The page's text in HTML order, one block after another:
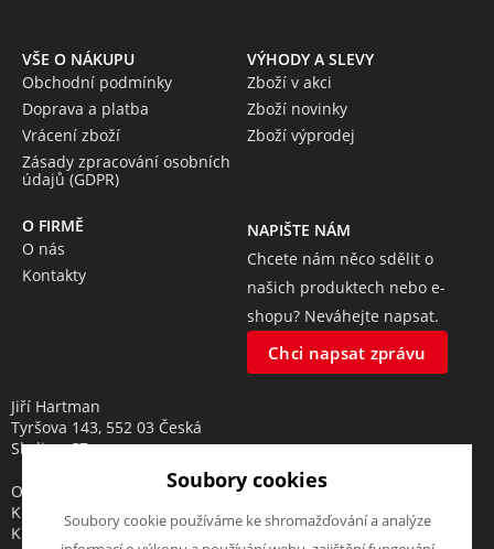
VŠE O NÁKUPU
Obchodní podmínky
Doprava a platba
Vrácení zboží
Zásady zpracování osobních
údajů (GDPR)
VÝHODY A SLEVY
Zboží v akci
Zboží novinky
Zboží výprodej
O FIRMĚ
O nás
Kontakty
NAPIŠTE NÁM
Chcete nám něco sdělit o
našich produktech nebo e-
shopu? Neváhejte napsat.
Chci napsat zprávu
Jiří Hartman
Tyršova 143, 552 03 Česká
Skalice, CZ
Obchodní rejstřík vedený u
Krajského soudu v Hradci
Králové, oddíl A, vložka 18553
Soubory cookies
Soubory cookie používáme ke shromažďování a analýze